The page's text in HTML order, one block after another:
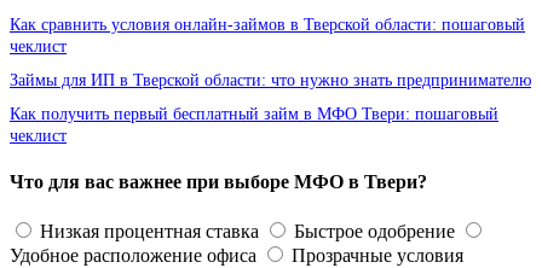
Как сравнить условия онлайн-займов в Тверской области: пошаговый
чеклист
Займы для ИП в Тверской области: что нужно знать предпринимателю
Как получить первый бесплатный займ в МФО Твери: пошаговый
чеклист
Что для вас важнее при выборе МФО в Твери?
Низкая процентная ставка
Быстрое одобрение
Удобное расположение офиса
Прозрачные условия